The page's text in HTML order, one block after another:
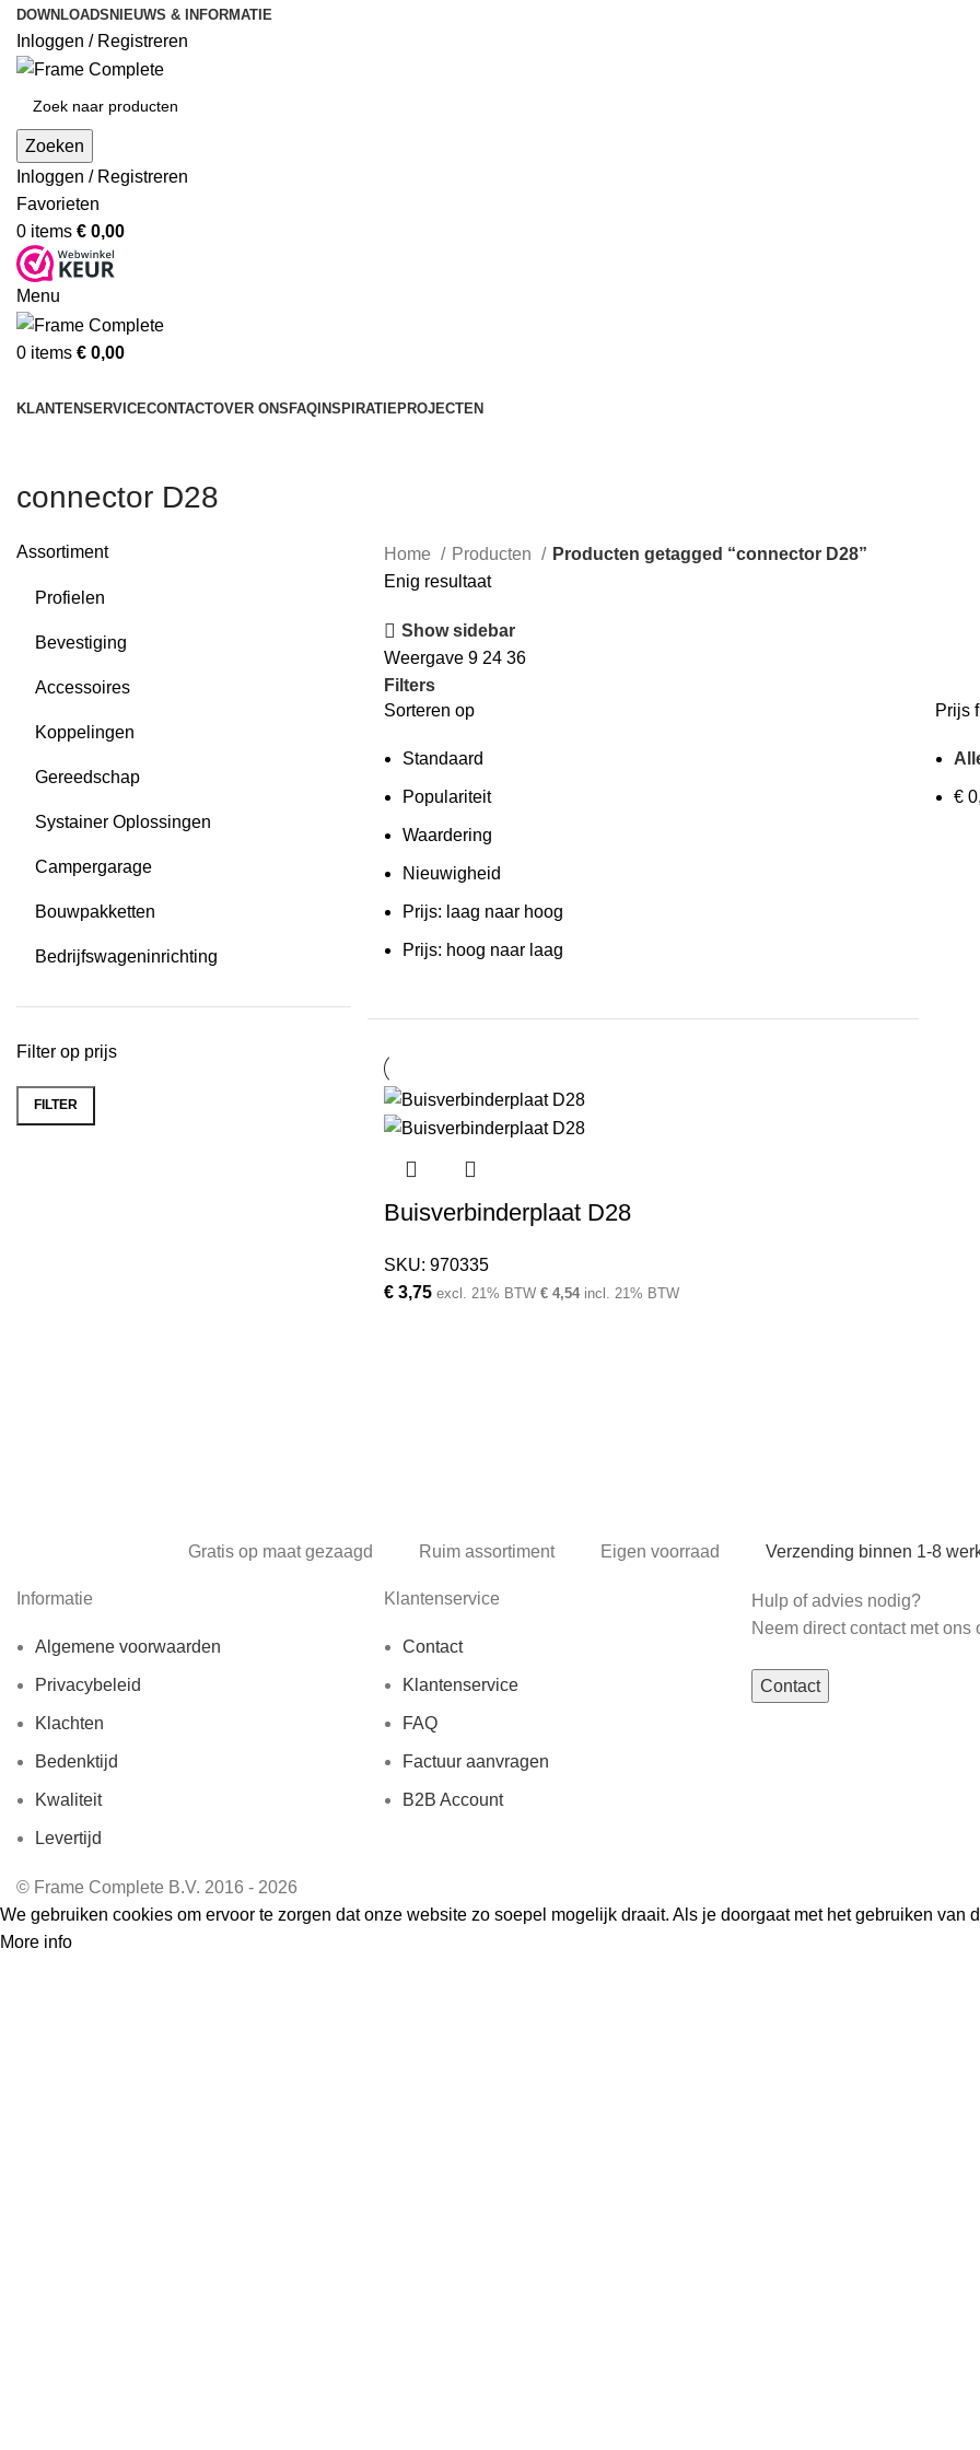
DOWNLOADS NIEUWS & INFORMATIE
Inloggen / Registreren
Zoeken
Inloggen / Registreren
Favorieten
0 items € 0,00
Menu
0 items € 0,00
KLANTENSERVICECONTACTOVER ONSFAQINSPIRATIEPROJECTEN
connector D28
Assortiment
Profielen
Bevestiging
Accessoires
Koppelingen
Gereedschap
Systainer Oplossingen
Campergarage
Bouwpakketten
Bedrijfswageninrichting
Filter op prijs
Min.
Max.
FILTER
Home Producten
Producten getagged “connector D28”
Enig resultaat
Show sidebar
Weergave 9 24 36
Filters
Sorteren op
Standaard
Populariteit
Waardering
Nieuwigheid
Prijs: laag naar hoog
Prijs: hoog naar laag
Prijs
€
Buisverbinderplaat D28
SKU: 970335
€ 3,75 excl. 21% BTW € 4,54 incl. 21% BTW
Gratis op maat gezaagd Ruim assortiment Eigen voorraad Verzending binnen 1-8
Informatie
Algemene voorwaarden
Privacybeleid
Klachten
Bedenktijd
Kwaliteit
Levertijd
Klantenservice
Contact
Klantenservice
FAQ
Factuur aanvragen
B2B Account
Hulp of advies nodig?
Neem direct contact met ons
Contact
© Frame Complete B.V. 2016 - 2026
We gebruiken cookies om ervoor te zorgen dat onze website zo soepel mogelijk draait. Als je doorgaat met het gebruiken van
More info